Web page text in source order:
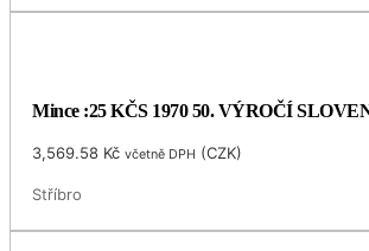
Mince :25 KČS 1970 50. VÝROČÍ
3,569.58 Kč včetně DPH (CZK)
Stříbro